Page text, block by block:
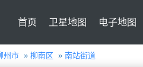
首页 卫星地图 电子地图
州市 » 柳南区 » 南站街道